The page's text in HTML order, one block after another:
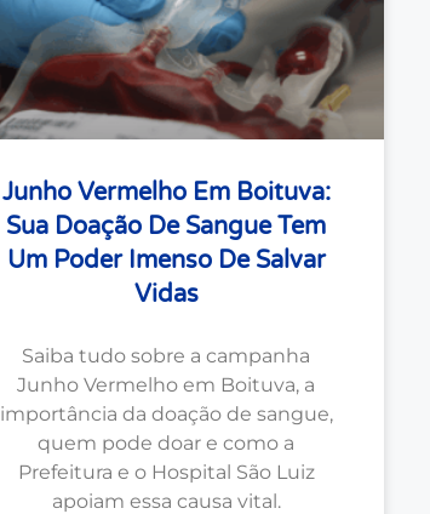
Junho Vermelho Em Boituva:
Sua Doação De Sangue Tem
Um Poder Imenso De Salvar
Vidas
Saiba tudo sobre a campanha
Junho Vermelho em Boituva, a
importância da doação de sangue,
quem pode doar e como a
Prefeitura e o Hospital São Luiz
apoiam essa causa vital.